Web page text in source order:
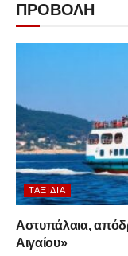
ΠΡΟΒΟΛΗ
ΤΑΞΊΔΙΑ
Αστυπάλαια,
Αιγαίου»